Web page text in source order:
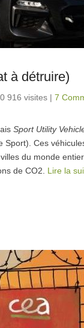
à détruire)
916 visites | 7
Sport Utility
Ces
du monde
de CO2. Lire la